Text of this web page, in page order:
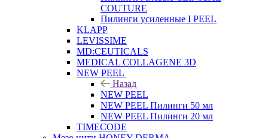
COUTURE
Пилинги усиленные I PEEL
KLAPP
LEVISSIME
MD:CEUTICALS
MEDICAL COLLAGENE 3D
NEW PEEL
Назад
NEW PEEL
NEW PEEL Пилинги 50 мл
NEW PEEL Пилинги 20 мл
TIMECODE